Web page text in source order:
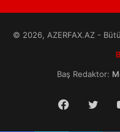
© 2026, AZERFAX.AZ -
Baş Redaktor:
Facebook